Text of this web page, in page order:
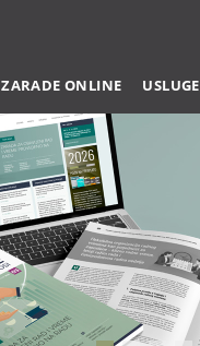
ZARADE ONLINE USLUGE